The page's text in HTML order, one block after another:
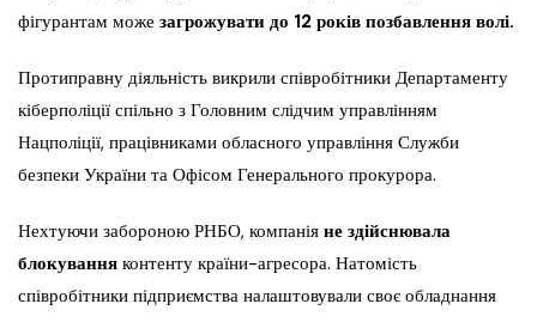
фігурантам може загрожувати до 12 років позбавлення волі.
Протиправну діяльність викрили співробітники Департаменту
кіберполіції спільно з Головним слідчим управлінням
Нацполіції, працівниками обласного управління Служби
безпеки України та Офісом Генерального прокурора.
Нехтуючи забороною РНБО, компанія не здійснювала
блокування контенту країни-агресора. Натомість
співробітники підприємства налаштовували своє обладнання